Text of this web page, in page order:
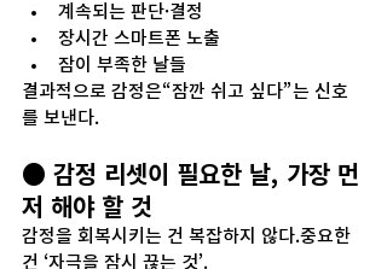
계속되는 판단·결정
장시간 스마트폰 노출
잠이 부족한 날들
결과적으로 감정은“잠깐 쉬고 싶다”는 신호
를 보낸다.
● 감정 리셋이 필요한 날, 가장 먼
저 해야 할 것
감정을 회복시키는 건 복잡하지 않다.중요한
건 ‘자극을 잠시 끊는 것’.